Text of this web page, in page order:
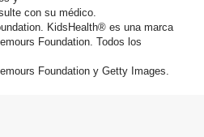
con su médico.
KidsHealth® es una marca
Foundation. Todos los
Foundation y Getty Images.